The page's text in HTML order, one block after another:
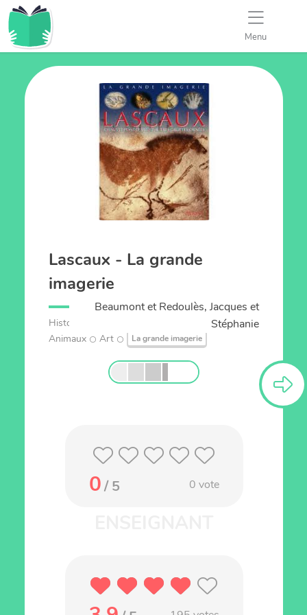
Menu
Lascaux - La grande
imagerie
Beaumont et Redoulès, Jacques et
Stéphanie
Historique
Documentaire
Animaux
Art La grande imagerie
0/ 5 0 vote